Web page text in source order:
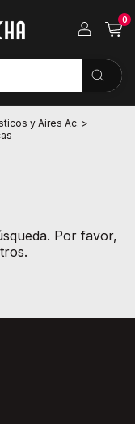
0
y Aires Ac. >
Por favor,